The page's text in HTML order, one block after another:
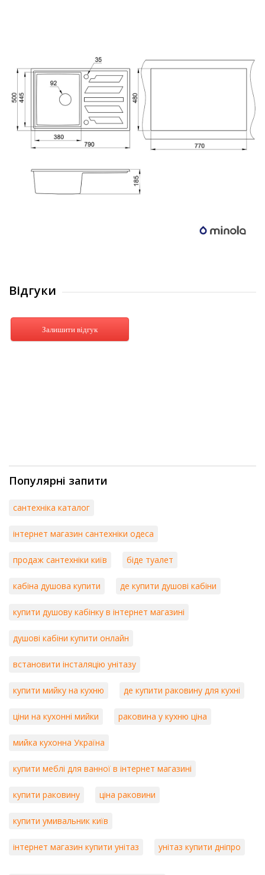
Відгуки
Залишити відгук
Популярні запити
сантехніка каталог
інтернет магазин сантехніки одеса
продаж сантехніки київ біде туалет
кабіна душова купити де купити душові кабіни
купити душову кабінку в інтернет магазині
душові кабіни купити онлайн
встановити інсталяцію унітазу
купити мийку на кухню де купити раковину для кухні
ціни на кухонні мийки раковина у кухню ціна
мийка кухонна Україна
купити меблі для ванної в інтернет магазині
купити раковину ціна раковини
купити умивальник київ
інтернет магазин купити унітаз унітаз купити дніпро